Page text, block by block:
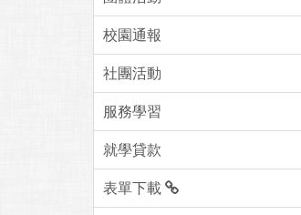
校園通報
社團活動
服務學習
就學貸款
表單下載